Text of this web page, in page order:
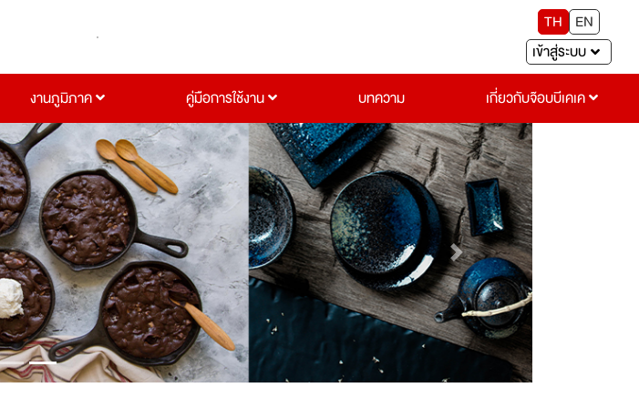
TH
EN
เข้าสู่ระบบ
งานภูมิภาค คู่มือการใช้งาน บทความ เกี่ยวกับจ๊อบบีเคเค
Next